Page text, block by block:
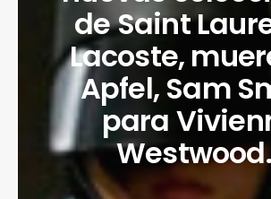
de Saint
Lacoste,
Apfel, Sam
para